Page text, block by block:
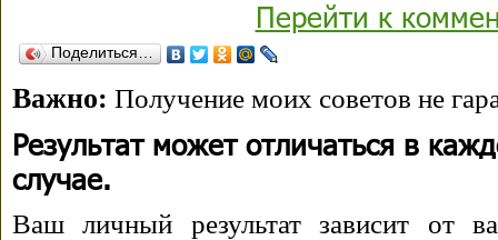
Перейти к
Поделиться…
Важно: Получение моих советов не
Результат может отличаться в
случае.
Ваш личный результат зависит от